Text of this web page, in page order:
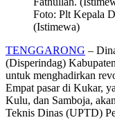
Foto: Plt Kepala
(Istimewa)
TENGGARONG –
(Disperindag)
untuk menghadirkan
Empat pasar di Kukar,
Kulu, dan Samboja,
Teknis Dinas (UPTD)